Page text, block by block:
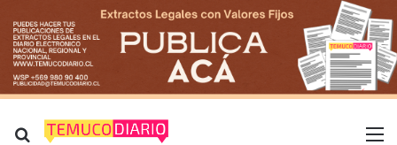
Buscar por